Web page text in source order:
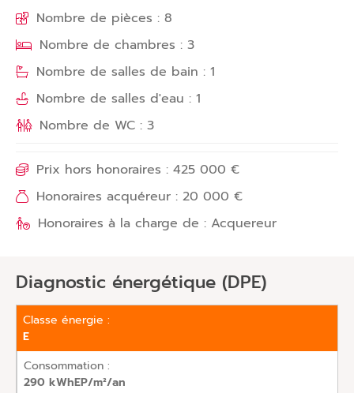
Nombre de pièces : 8
Nombre de chambres : 3
Nombre de salles de bain : 1
Nombre de salles d'eau : 1
Nombre de WC : 3
Prix hors honoraires : 425 000 €
Honoraires acquéreur : 20 000 €
Honoraires à la charge de : Acquereur
Diagnostic énergétique (DPE)
Classe énergie :
E
Consommation :
290 kWhEP/m²/an